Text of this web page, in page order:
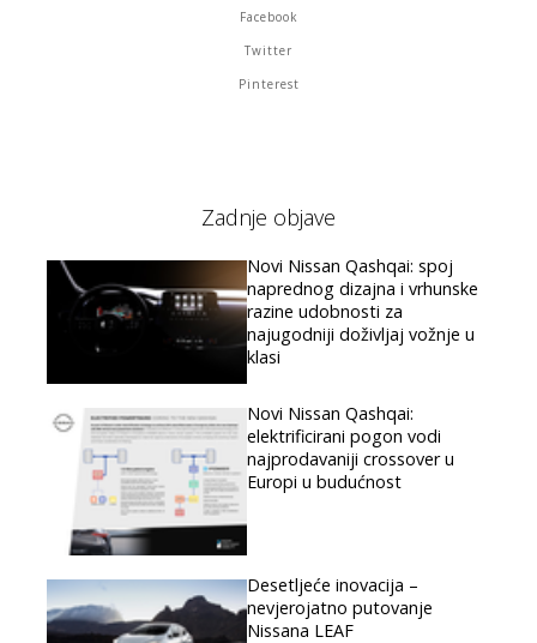
Facebook
Twitter
Pinterest
Zadnje objave
Novi Nissan Qashqai: spoj
naprednog dizajna i vrhunske
razine udobnosti za
najugodniji doživljaj vožnje u
klasi
Novi Nissan Qashqai:
elektrificirani pogon vodi
najprodavaniji crossover u
Europi u budućnost
Desetljeće inovacija –
nevjerojatno putovanje
Nissana LEAF